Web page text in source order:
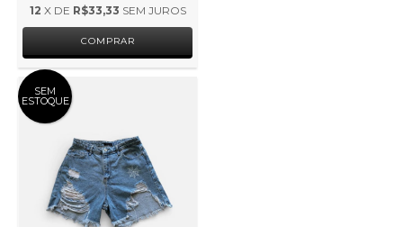
12 X DE R$33,33 SEM JUROS
SEM
ESTOQUE